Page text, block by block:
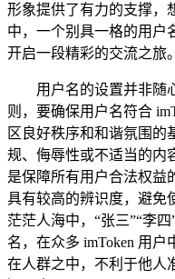
形象提供了有力的支撑，
中，一个别具一格的用户
开启一段精彩的交流之旅。
用户名的设置并非随
则，要确保用户名符合
区良好秩序和和谐氛围的
规、侮辱性或不适当的内
是保障所有用户合法权益
具有较高的辨识度，避免
茫茫人海中，“张三”“李
名，在众多 imToken 用
在人群之中，不利于他人